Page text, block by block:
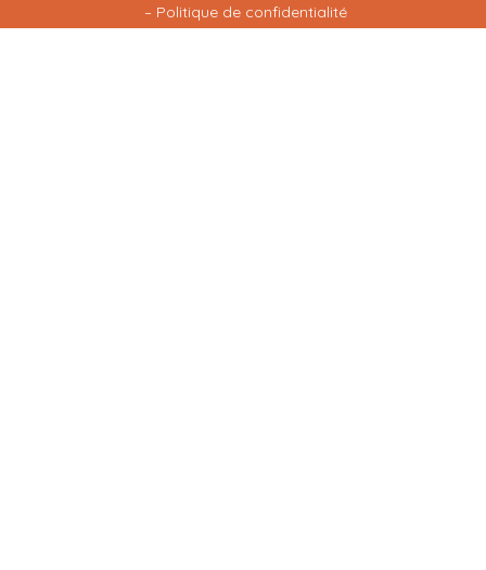
– Politique de confidentialité